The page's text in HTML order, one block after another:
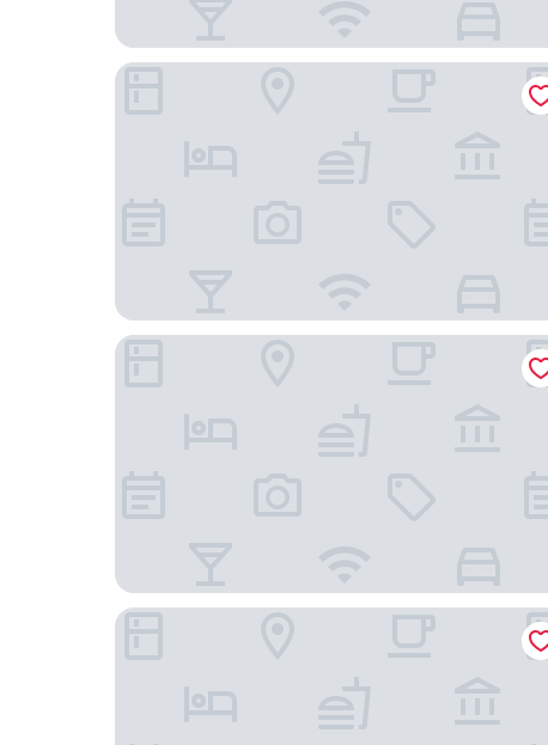
ยู เพลส โคราช
โรงแรม ซิตี้ พาร์ค
สวายเรียงเพลส